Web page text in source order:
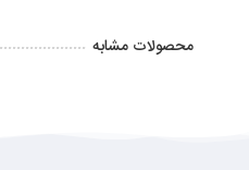
محصولات مشابه